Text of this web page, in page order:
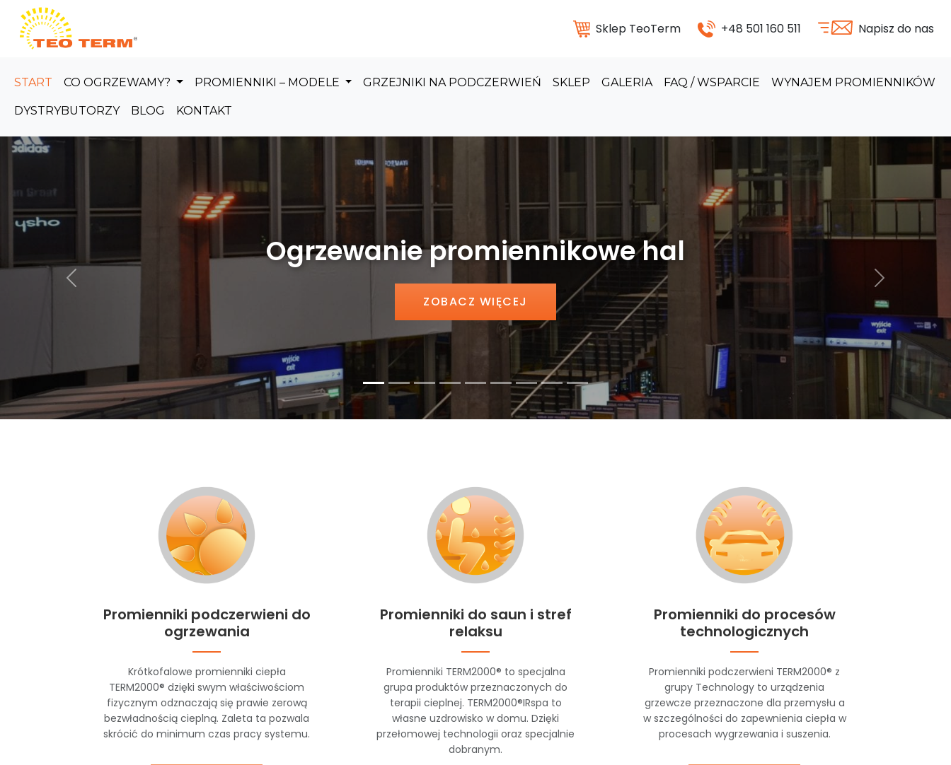
Skip to main content
Sklep TeoTerm
+48 501 160 511 Napisz do nas
START CO OGRZEWAMY? PROMIENNIKI – MODELE GRZEJNIKI NA PODCZERWIEŃ SKLEP GALERIA FAQ / WSPARCIE WYNAJEM PROMIENNIKÓW
DYSTRYBUTORZY BLOG KONTAKT
Ogrzewanie promiennikowe hal produkcyjnych
ZOBACZ WIĘCEJ
Poprzedni Następny
Promienniki podczerwieni do
ogrzewania
Krótkofalowe promienniki ciepła
TERM2000® dzięki swym właściwościom
fizycznym odznaczają się prawie zerową
bezwładnością cieplną. Zaleta ta pozwala
skrócić do minimum czas pracy systemu.
Promienniki do saun i stref
relaksu
Promienniki TERM2000® to specjalna
grupa produktów przeznaczonych do
terapii cieplnej. TERM2000®IRspa to
własne uzdrowisko w domu. Dzięki
przełomowej technologii oraz specjalnie
dobranym.
Promienniki do procesów
technologicznych
Promienniki podczerwieni TERM2000® z
grupy Technology to urządzenia
grzewcze przeznaczone dla przemysłu a
w szczególności do zapewnienia ciepła w
procesach wygrzewania i suszenia.